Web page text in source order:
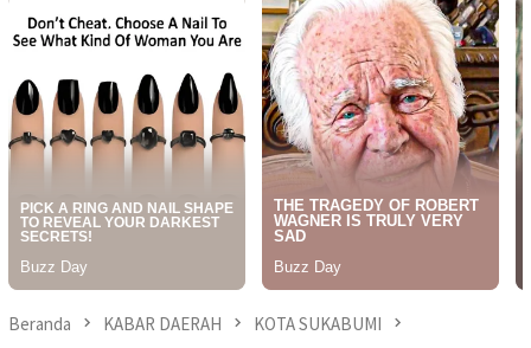
Beranda KABAR DAERAH KOTA SUKABUMI